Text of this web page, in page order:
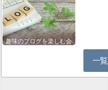
趣味のブログを楽しむ会
一